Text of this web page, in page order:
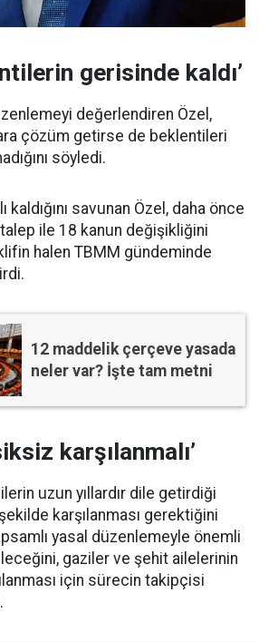
gerisinde kaldı’
değerlendiren Özel,
çözüm getirse de beklentileri
söyledi.
kaldığını savunan Özel, daha önce
talep ile 18 kanun değişikliğini
halen TBMM gündeminde
12 maddelik çerçeve yasada
neler var? İşte tam metni
karşılanmalı’
uzun yıllardır dile getirdiği
karşılanması gerektiğini
yasal düzenlemeyle önemli
gaziler ve şehit ailelerinin
için sürecin takipçisi